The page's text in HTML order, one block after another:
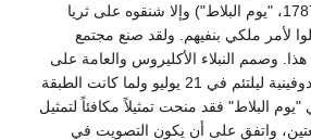
مرسوم الملك (7 يونيو 1787، "يوم البلاط") وإلا شنقوه على ثريا
لأمر ملكي بنفيهم. ولقد صنع مجتمع
هذا. وصمم النبلاء الأكليروس والعامة على
إعادة مجلس الطبقات الدوفينية ليلتئم في 21 يوليو ولما كانت الطبقة
"يوم البلاط" فقد منحت تمثيلاً مكافئاً لتمثيل
واتفق على أن يكون التصويت في